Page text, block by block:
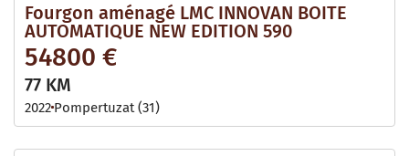
Fourgon aménagé LMC INNOVAN BOITE
AUTOMATIQUE NEW EDITION 590
54800 €
77 KM
2022 Pompertuzat (31)